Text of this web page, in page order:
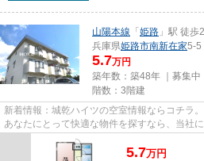
山陽本線 「姫路 」駅 徒歩
兵庫県姫路市南新在家5-5
5.7万円
築年数：築48年 ｜募集中
階数：3階建
新着情報：城乾ハイツの空室情報ならコチラ
あなたにとって快適な物件を探すなら、当社
ライフスタイルに合わせて物...
5.7万円